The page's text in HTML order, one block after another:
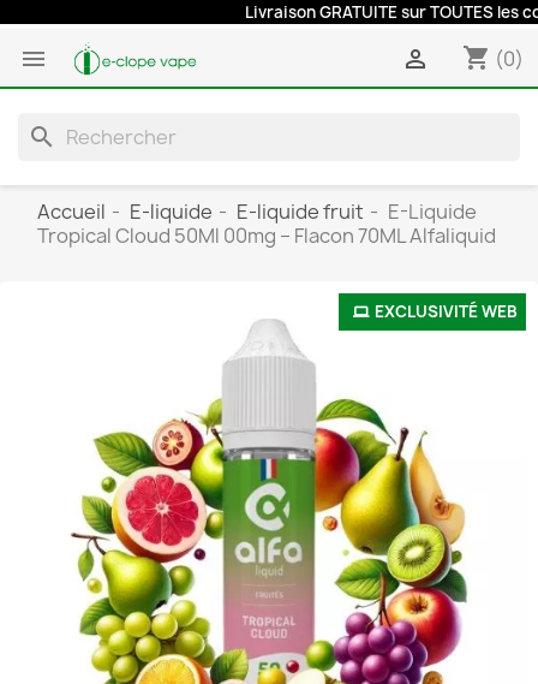
Livraison GRATUITE sur TOUTES les
 shopping_cart (0)

search
Accueil E-liquide E-liquide fruit
E-Liquide
Tropical Cloud 50Ml 00mg – Flacon 70ML Alfaliquid
EXCLUSIVITÉ WEB